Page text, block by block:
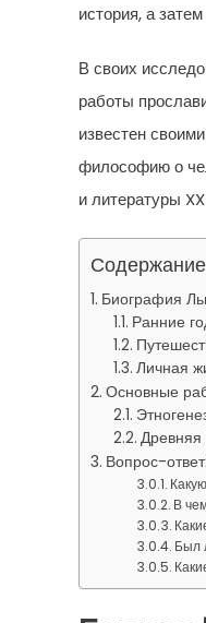
история, а
В своих
работы
известен
философию о
и литературы
Биография
Ранние
Личная
Основные
Древняя
Вопрос-ответ:
В
Был